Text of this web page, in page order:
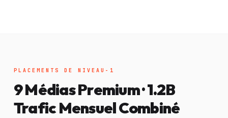
PLACEMENTS DE NIVEAU-1
9 Médias Premium · 1.2B
Trafic Mensuel Combiné